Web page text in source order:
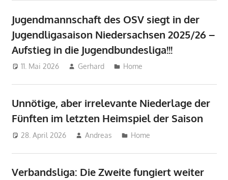
Jugendmannschaft des OSV siegt in der
Jugendligasaison Niedersachsen 2025/26 –
Aufstieg in die Jugendbundesliga!!!
11. Mai 2026 Gerhard Home
Unnötige, aber irrelevante Niederlage der
Fünften im letzten Heimspiel der Saison
28. April 2026 Andreas Home
Verbandsliga: Die Zweite fungiert weiter